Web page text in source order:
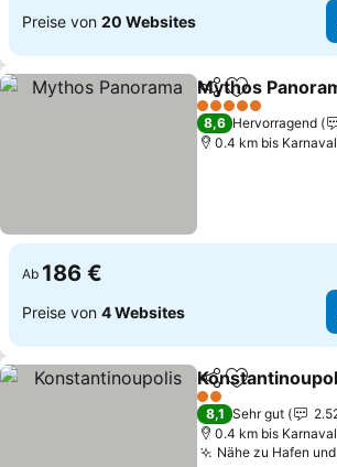
Preise von 20 Websites
TeilenZu
Mythos
5 Sterne
8,6 Hervorragend
0.4 km bis
Ab 186 €
Preise von 4 Websites
TeilenZu
2 Sterne
8,1 Sehr gut
0.4 km bis
Nähe zu Hafen